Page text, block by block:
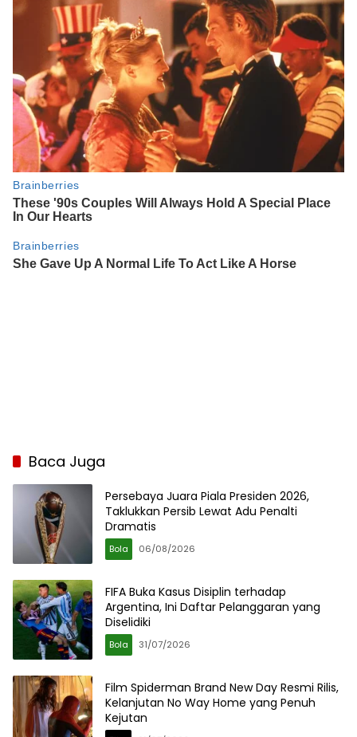
Baca Juga
Persebaya Juara Piala Presiden 2026,
Taklukkan Persib Lewat Adu Penalti
Dramatis
Bola 06/08/2026
FIFA Buka Kasus Disiplin terhadap
Argentina, Ini Daftar Pelanggaran yang
Diselidiki
Bola 31/07/2026
Film Spiderman Brand New Day Resmi Rilis,
Kelanjutan No Way Home yang Penuh
Kejutan